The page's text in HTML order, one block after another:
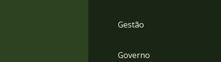
Gestão
Governo